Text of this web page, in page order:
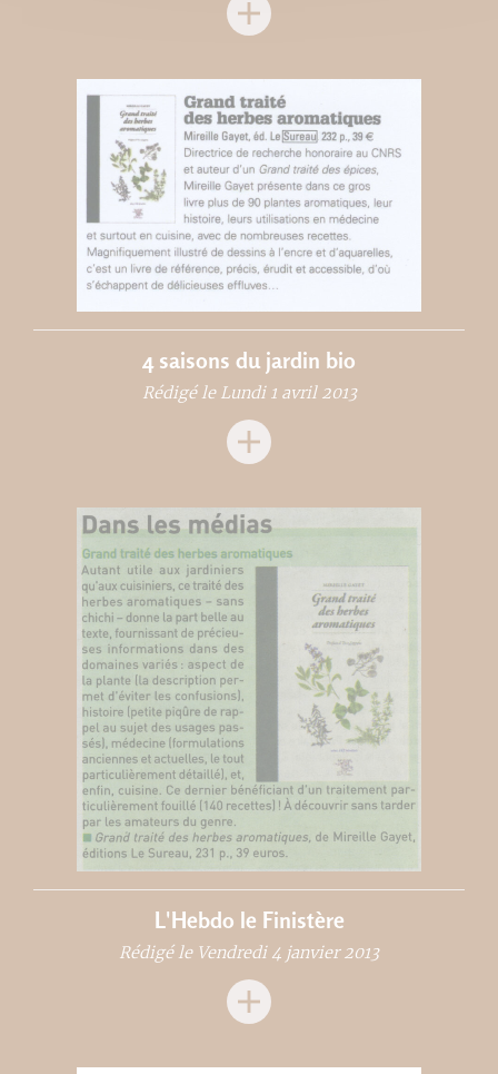
4 saisons du jardin bio
Rédigé le Lundi 1 avril 2013
L'Hebdo le Finistère
Rédigé le Vendredi 4 janvier 2013